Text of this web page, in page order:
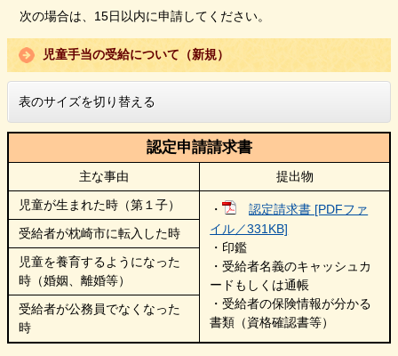
次の場合は、15日以内に申請してください。
児童手当の受給について（新規）
表のサイズを切り替える
認定申請請求書
主な事由
提出物
児童が生まれた時（第１子）
・
認定請求書 [PDFファ
イル／331KB]
・印鑑
・受給者名義のキャッシュカ
ードもしくは通帳
・受給者の保険情報が分かる
書類（資格確認書等）
受給者が枕崎市に転入した時
児童を養育するようになった
時（婚姻、離婚等）
受給者が公務員でなくなった
時